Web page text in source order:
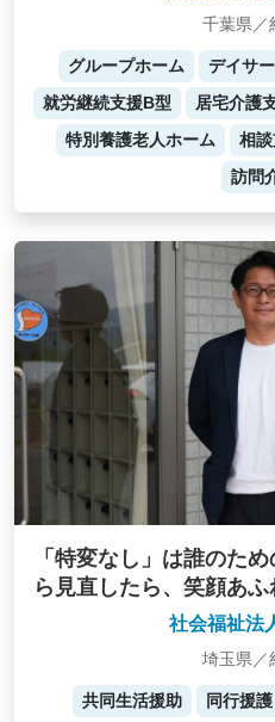
千葉県／
グループホーム デイサ
就労継続支援B型
居宅介護
特別養護老人ホーム
相
訪問
「特変なし」は誰のた
ら見直したら、笑顔あ
社会福祉法
埼玉県／
共同生活援助 同行援